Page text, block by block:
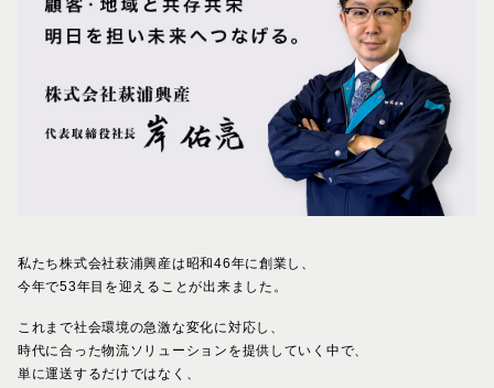
私たち株式会社萩浦興産は昭和46年に創業し、
今年で53年目を迎えることが出来ました。
これまで社会環境の急激な変化に対応し、
時代に合った物流ソリューションを提供していく中で、
単に運送するだけではなく、